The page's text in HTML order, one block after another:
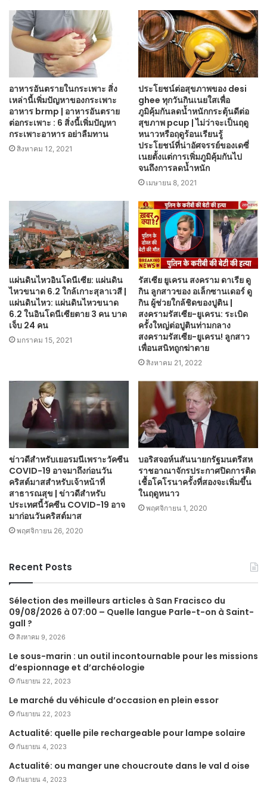
อาหารอันตรายในกระเพาะ สิ่ง
เหล่านี้เพิ่มปัญหาของกระเพาะ
อาหาร brmp | อาหารอันตราย
ต่อกระเพาะ : 6 สิ่งนี้เพิ่มปัญหา
กระเพาะอาหาร อย่าลืมทาน
สิงหาคม 12, 2021
ประโยชน์ต่อสุขภาพของ desi
ghee ทุกวันกินเนยใสเพื่อ
ภูมิคุ้มกันลดน้ำหนักกระตุ้นดีต่อ
สุขภาพ pcup | ไม่ว่าจะเป็นฤดู
หนาวหรือฤดูร้อนเรียนรู้
ประโยชน์ที่น่าอัศจรรย์ของเดซี่
เนยตั้งแต่การเพิ่มภูมิคุ้มกันไป
จนถึงการลดน้ำหนัก
เมษายน 8, 2021
แผ่นดินไหวอินโดนีเซีย: แผ่นดิน
ไหวขนาด 6.2 ใกล้เกาะสุลาเวสี |
แผ่นดินไหว: แผ่นดินไหวขนาด
6.2 ในอินโดนีเซียตาย 3 คน บาด
เจ็บ 24 คน
มกราคม 15, 2021
รัสเซีย ยูเครน สงคราม ดาเรีย ดู
กิน ลูกสาวของ อเล็กซานเดอร์ ดู
กิน ผู้ช่วยใกล้ชิดของปูติน |
สงครามรัสเซีย-ยูเครน: ระเบิด
ครั้งใหญ่ต่อปูตินท่ามกลาง
สงครามรัสเซีย-ยูเครน! ลูกสาว
เพื่อนสนิทถูกฆ่าตาย
สิงหาคม 21, 2022
ข่าวดีสำหรับเยอรมนีเพราะวัคซีน
COVID-19 อาจมาถึงก่อนวัน
คริสต์มาสสำหรับเจ้าหน้าที่
สาธารณสุข | ข่าวดีสำหรับ
ประเทศนี้วัคซีน COVID-19 อาจ
มาก่อนวันคริสต์มาส
พฤศจิกายน 26, 2020
บอริสจอห์นสันนายกรัฐมนตรีสห
ราชอาณาจักรประกาศปิดการติด
เชื้อโคโรนาครั้งที่สองจะเพิ่มขึ้น
ในฤดูหนาว
พฤศจิกายน 1, 2020
Recent Posts
Sélection des meilleurs articles à San Fracisco du
09/08/2026 à 07:00 – Quelle langue Parle-t-on à Saint-
gall ?
สิงหาคม 9, 2026
Le sous-marin : un outil incontournable pour les missions
d’espionnage et d’archéologie
กันยายน 22, 2023
Le marché du véhicule d’occasion en plein essor
กันยายน 22, 2023
Actualité: quelle pile rechargeable pour lampe solaire
กันยายน 4, 2023
Actualité: ou manger une choucroute dans le val d oise
กันยายน 4, 2023